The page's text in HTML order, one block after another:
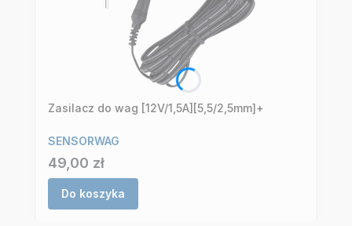
Zasilacz do wag [12V/1,5A][5,5/2,5mm]+
SENSORWAG
Cena
49,00 zł
Do koszyka